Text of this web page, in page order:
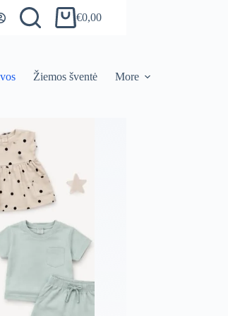
Shopping
€0,00
Žiemos šventė More